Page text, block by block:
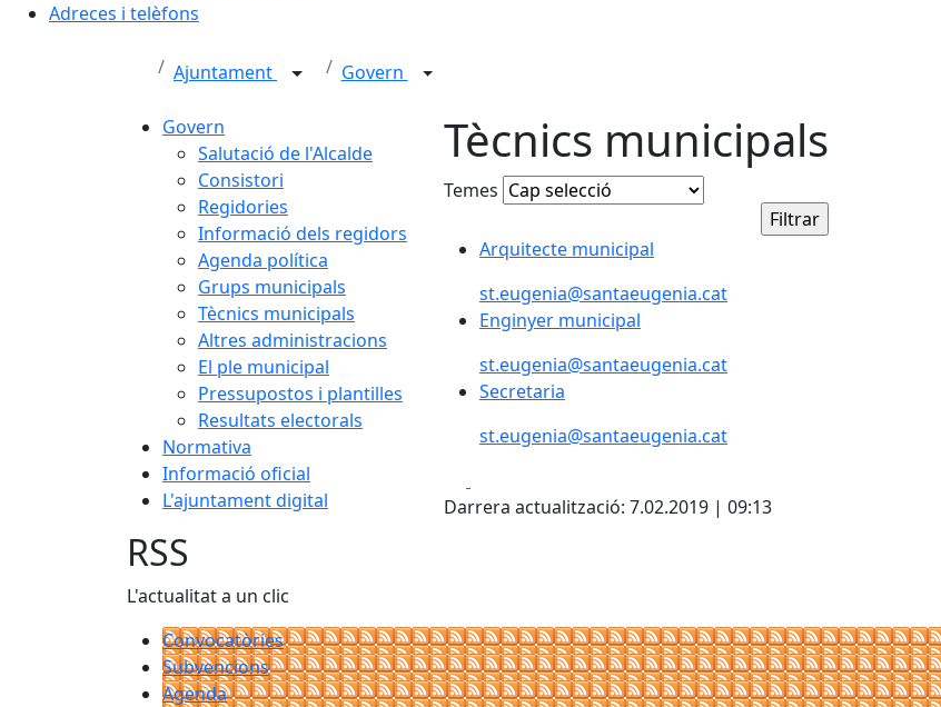
Adreces i telèfons
Ajuntament Govern
Govern
Salutació de l'Alcalde
Consistori
Regidories
Informació dels regidors
Agenda política
Grups municipals
Tècnics municipals
Altres administracions
El ple municipal
Pressupostos i plantilles
Resultats electorals
Normativa
Informació oficial
L'ajuntament digital
Tècnics municipals
Temes
Arquitecte municipal
st.eugenia@santaeugenia.cat
Enginyer municipal
st.eugenia@santaeugenia.cat
Secretaria
st.eugenia@santaeugenia.cat
Darrera actualització: 7.02.2019 | 09:13
RSS
L'actualitat a un clic
Convocatòries
Subvencions
Agenda